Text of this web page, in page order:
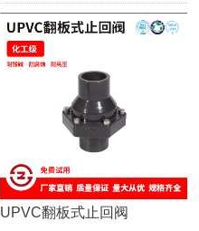
UPVC翻板式止回阀